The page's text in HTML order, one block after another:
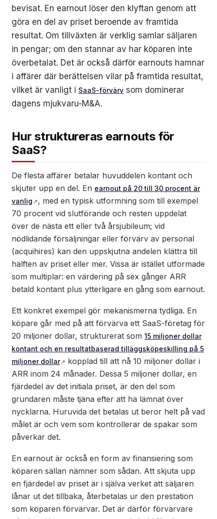
bevisat. En earnout löser den klyftan genom att
göra en del av priset beroende av framtida
resultat. Om tillväxten är verklig samlar säljaren
in pengar; om den stannar av har köparen inte
överbetalat. Det är också därför earnouts hamnar
i affärer där berättelsen vilar på framtida resultat,
vilket är vanligt i SaaS-förvärv som dominerar
dagens mjukvaru-M&A.
Hur struktureras earnouts för
SaaS?
De flesta affärer betalar huvuddelen kontant och
skjuter upp en del. En earnout på 20 till 30 procent är
vanlig
, med en typisk utformning som till exempel
70 procent vid slutförande och resten uppdelat
över de nästa ett eller två årsjubileum; vid
nödlidande försäljningar eller förvärv av personal
(acquihires) kan den uppskjutna andelen klättra till
hälften av priset eller mer. Vissa är istället utformade
som multiplar: en värdering på sex gånger ARR
betald kontant plus ytterligare en gång som earnout.
Ett konkret exempel gör mekanismerna tydliga. En
köpare går med på att förvärva ett SaaS-företag för
20 miljoner dollar, strukturerat som 15 miljoner dollar
kontant och en resultatbaserad tilläggsköpeskilling på 5
miljoner dollar
kopplad till att nå 10 miljoner dollar i
ARR inom 24 månader. Dessa 5 miljoner dollar, en
fjärdedel av det initiala priset, är den del som
grundaren måste tjäna efter att ha lämnat över
nycklarna. Huruvida det betalas ut beror helt på vad
målet är och vem som kontrollerar de spakar som
påverkar det.
En earnout är också en form av finansiering som
köparen sällan nämner som sådan. Att skjuta upp
en fjärdedel av priset är i själva verket att säljaren
lånar ut det tillbaka, återbetalas ur den prestation
som köparen förvärvar. Det är därför förvärvare